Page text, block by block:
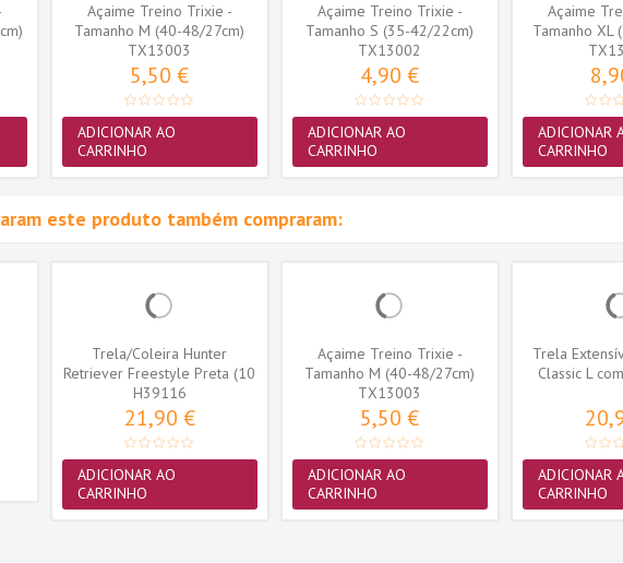
Açaime Treino Trixie -
Tamanho M (40-48/27cm)
(TX13003)
TX13003
5,50 €
ADICIONAR AO
CARRINHO
Açaime Treino Trixie -
Tamanho S (35-42/22cm)
(TX13002)
TX13002
4,90 €
ADICIONAR AO
CARRINHO
Açaime
Tamanho XL
ADICIONAR
CARRINHO
este produto também compraram:
Trela/Coleira Hunter
Retriever Freestyle Preta (10
mm x...
H39116
21,90 €
ADICIONAR AO
CARRINHO
Açaime Treino Trixie -
Tamanho M (40-48/27cm)
(TX13003)
TX13003
5,50 €
ADICIONAR AO
CARRINHO
Trela
Classic L
ADICIONAR
CARRINHO